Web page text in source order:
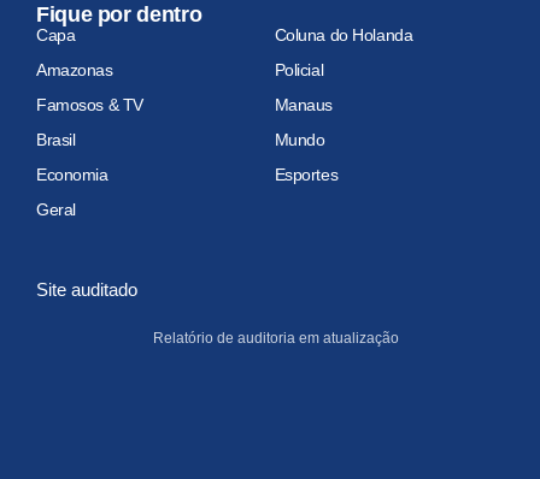
Fique por dentro
Capa
Coluna do Holanda
Amazonas
Policial
Famosos & TV
Manaus
Brasil
Mundo
Economia
Esportes
Geral
Site auditado
Relatório de auditoria em atualização